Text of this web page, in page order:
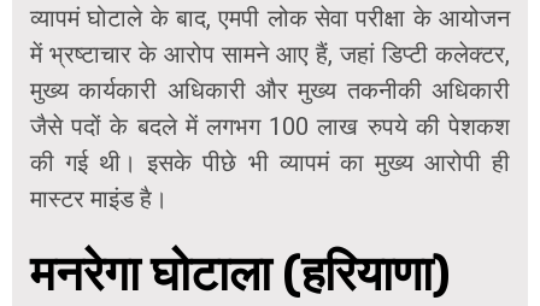
व्यापमं घोटाले के बाद, एमपी लोक सेवा परीक्षा के आयोजन
में भ्रष्टाचार के आरोप सामने आए हैं, जहां डिप्टी कलेक्टर,
मुख्य कार्यकारी अधिकारी और मुख्य तकनीकी अधिकारी
जैसे पदों के बदले में लगभग 100 लाख रुपये की पेशकश
की गई थी। इसके पीछे भी व्यापमं का मुख्य आरोपी ही
मास्टर माइंड है।
मनरेगा घोटाला (हरियाणा)